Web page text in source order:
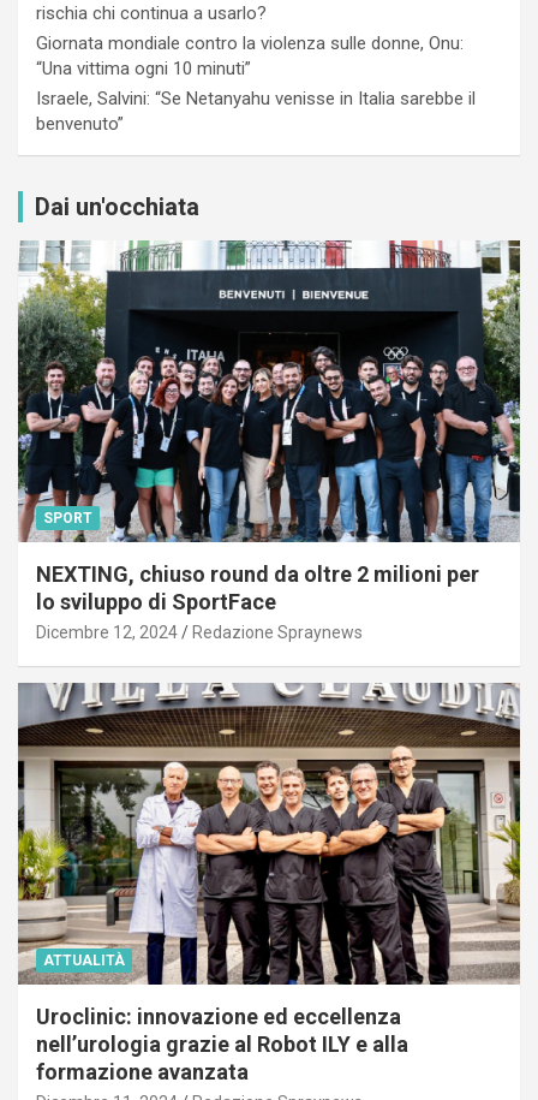
rischia chi continua a usarlo?
Giornata mondiale contro la violenza sulle donne, Onu:
“Una vittima ogni 10 minuti”
Israele, Salvini: “Se Netanyahu venisse in Italia sarebbe il
benvenuto”
Dai un'occhiata
SPORT
NEXTING, chiuso round da oltre 2 milioni per
lo sviluppo di SportFace
Dicembre 12, 2024 Redazione Spraynews
ATTUALITÀ
Uroclinic: innovazione ed eccellenza
nell’urologia grazie al Robot ILY e alla
formazione avanzata